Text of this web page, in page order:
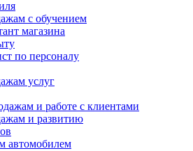
с обучением
магазина
по персоналу
услуг
и работе с клиентами
и развитию
автомобилем